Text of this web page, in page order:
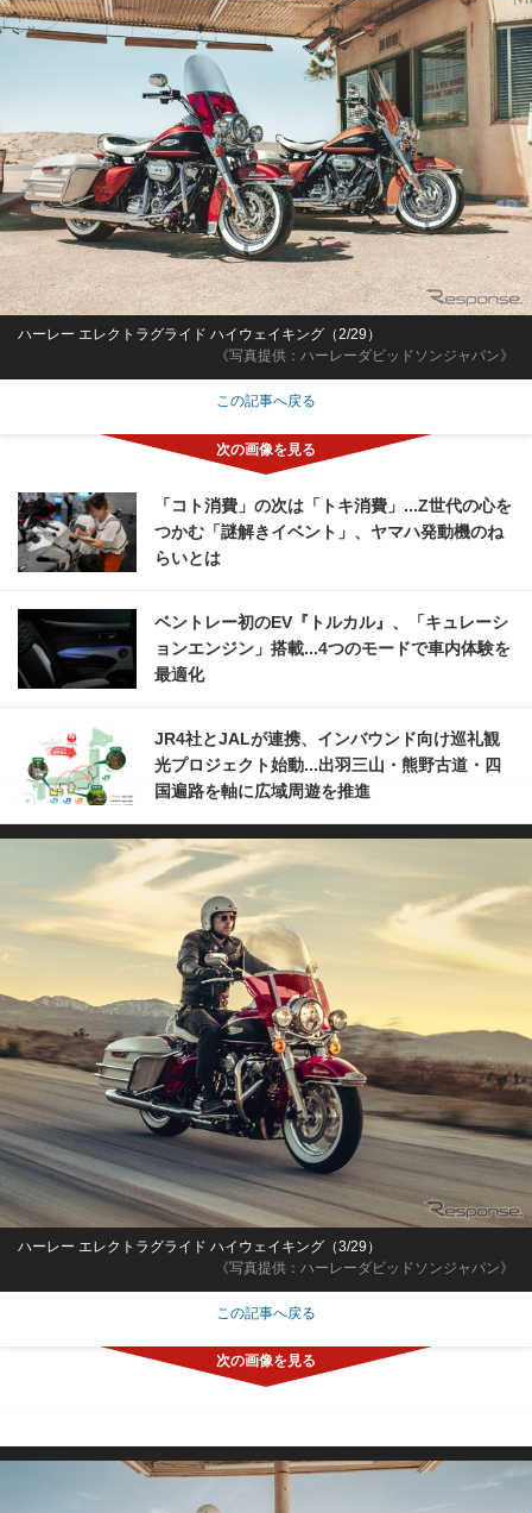
《写真提供：ハーレーダビッドソンジャパン》
ハーレー エレクトラグライド ハイウェイキング（2/29）
この記事へ戻る
「コト消費」の次は「トキ消費」...Z世代の心を
つかむ「謎解きイベント」、ヤマハ発動機のね
らいとは
ベントレー初のEV『トルカル』、「キュレーシ
ョンエンジン」搭載...4つのモードで車内体験を
最適化
JR4社とJALが連携、インバウンド向け巡礼観
光プロジェクト始動...出羽三山・熊野古道・四
国遍路を軸に広域周遊を推進
《写真提供：ハーレーダビッドソンジャパン》
ハーレー エレクトラグライド ハイウェイキング（3/29）
この記事へ戻る